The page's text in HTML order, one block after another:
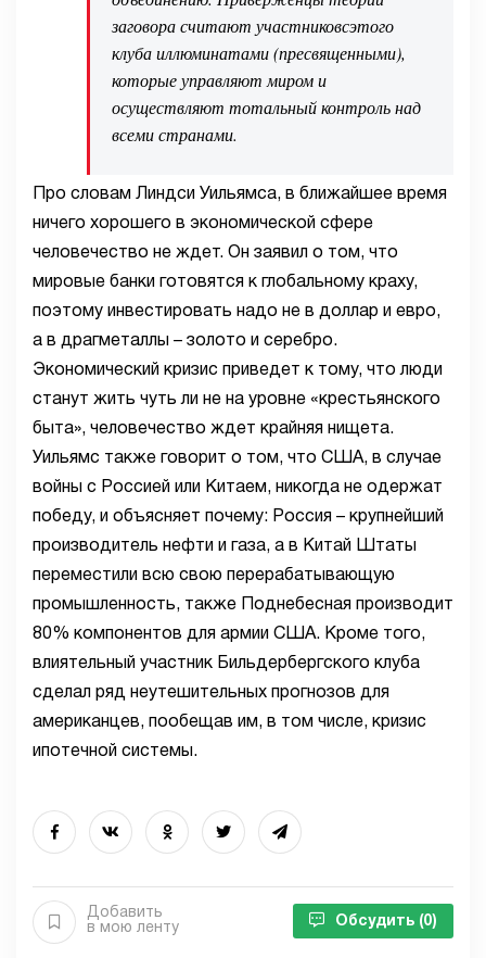
заговора считают участниковсэтого
клуба иллюминатами (пресвященными),
которые управляют миром и
осуществляют тотальный контроль над
всеми странами.
Про словам Линдси Уильямса, в ближайшее время
ничего хорошего в экономической сфере
человечество не ждет. Он заявил о том, что
мировые банки готовятся к глобальному краху,
поэтому инвестировать надо не в доллар и евро,
а в драгметаллы – золото и серебро.
Экономический кризис приведет к тому, что люди
станут жить чуть ли не на уровне «крестьянского
быта», человечество ждет крайняя нищета.
Уильямс также говорит о том, что США, в случае
войны с Россией или Китаем, никогда не одержат
победу, и объясняет почему: Россия – крупнейший
производитель нефти и газа, а в Китай Штаты
переместили всю свою перерабатывающую
промышленность, также Поднебесная производит
80% компонентов для армии США. Кроме того,
влиятельный участник Бильдербергского клуба
сделал ряд неутешительных прогнозов для
американцев, пообещав им, в том числе, кризис
ипотечной системы.
Добавить
в мою ленту
Обсудить (0)